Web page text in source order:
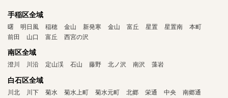
手稲区全域
曙 明日風 稲穂 金山 新発寒 金山 富丘 星置 星置南
本町
前田
山口 富丘 西宮の沢
南区全域
澄川 川沿 定山渓 石山 藤野 北ノ沢 南沢 藻岩
白石区全域
川北 川下 菊水 菊水上町 菊水元町 北郷 栄通 中央
南郷通